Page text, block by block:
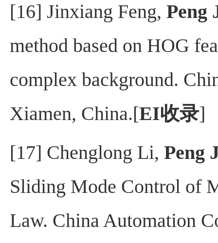
[16] Jinxiang Feng, Peng
method based on HOG
complex background.
Xiamen, China.[EI收录]
[17] Chenglong Li, Peng
Sliding Mode Control of
Law. China Automation